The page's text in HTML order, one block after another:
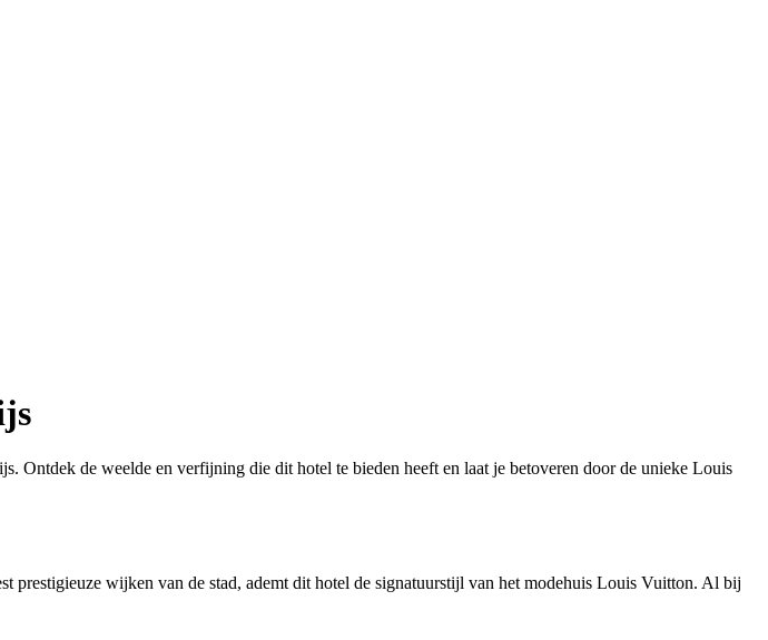
de weelde en verfijning die dit hotel te bieden heeft en laat je betoveren door de unieke Louis
prestigieuze wijken van de stad, ademt dit hotel de signatuurstijl van het modehuis Louis Vuitton. Al bij